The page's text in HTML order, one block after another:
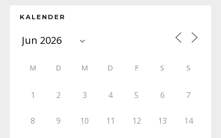
KALENDER
M D M D F S S
1 2 3 4 5 6 7
8 9 10 11 12 13 14